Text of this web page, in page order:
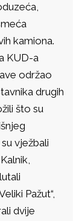
kamiona.
KUD-a
održao
drugih
što su
vježbali
Pažut“,
dvije